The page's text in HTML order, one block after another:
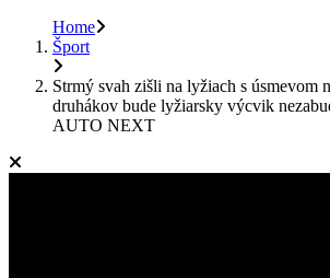
Home
Šport
Strmý svah zišli na lyžiach s úsmevom
druhákov bude lyžiarsky výcvik
AUTO NEXT